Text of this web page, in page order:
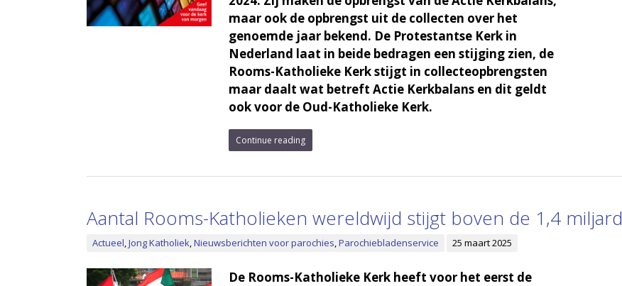
maar ook de opbrengst uit de collecten over het
genoemde jaar bekend. De Protestantse Kerk in
Nederland laat in beide bedragen een stijging zien, de
Rooms-Katholieke Kerk stijgt in collecteopbrengsten
maar daalt wat betreft Actie Kerkbalans en dit geldt
ook voor de Oud-Katholieke Kerk.
Continue reading
Aantal Rooms-Katholieken wereldwijd stijgt boven de 1,4 miljard
Actueel,Jong Katholiek,Nieuwsberichten voor parochies,Parochiebladenservice 25 maart 2025
De Rooms-Katholieke Kerk heeft voor het eerst de